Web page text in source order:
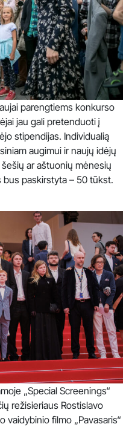
parengtiems konkurso
jau gali pretenduoti į
stipendijas. Individualią
augimui ir naujų idėjų
ar aštuonių mėnesių
paskirstyta – 50 tūkst.
„Special Screenings“
režisieriaus Rostislavo
vaidybinio filmo „Pavasaris“